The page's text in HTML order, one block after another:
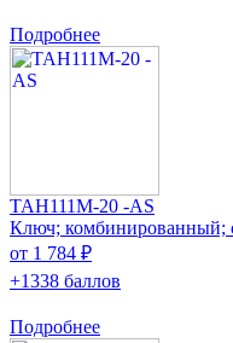
Подробнее
TAH111M-20 -AS
Ключ; комбинированный;
от 1 784 ₽
+1338 баллов
Подробнее